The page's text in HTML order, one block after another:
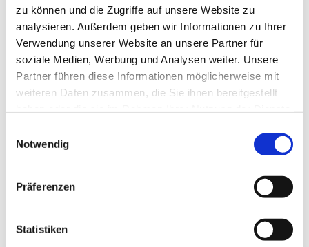
zu können und die Zugriffe auf unsere Website zu
analysieren. Außerdem geben wir Informationen zu Ihrer
Verwendung unserer Website an unsere Partner für
soziale Medien, Werbung und Analysen weiter. Unsere
Partner führen diese Informationen möglicherweise mit
weiteren Daten zusammen, die Sie ihnen bereitgestellt
Notwendig
Präferenzen
Statistiken